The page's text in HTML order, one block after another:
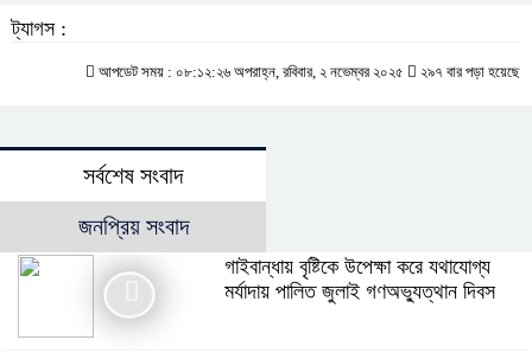
ট্যাগস :
আপডেট সময় : ০৮:১২:২৬ অপরাহ্ন, রবিবার, ২ নভেম্বর ২০২৫ ২৯৭ বার পড়া হয়েছে
সর্বশেষ সংবাদ
জনপ্রিয় সংবাদ
গাইবান্ধায় বৃষ্টিকে উপেক্ষা করে যথাযোগ্য
মর্যাদায় পালিত জুলাই গণঅভ্যুত্থান দিবস